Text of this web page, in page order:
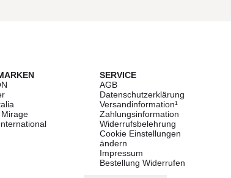
der Speichen zu verhindern, ist die untere
unserer Schirme unter Beweis stellen.
Schirm mit Ø 5 m nichts anhaben. Wichtig ist, dass
SERVICE
AGB
Datenschutzerklärung
Versandinformation¹
Zahlungsinformation
Widerrufsbelehrung
Cookie Einstellungen
ändern
Impressum
Bestellung Widerrufen